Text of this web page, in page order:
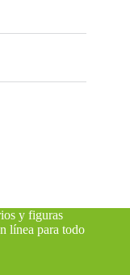
y figuras
línea para todo